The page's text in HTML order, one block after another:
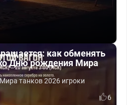
как обменять
Дню рождения Мира
танков 2026 игроки
6